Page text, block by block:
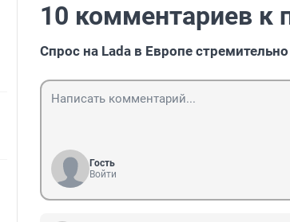
10 комментариев к
Спрос на Lada в Европе стремительно
Гость
Войти